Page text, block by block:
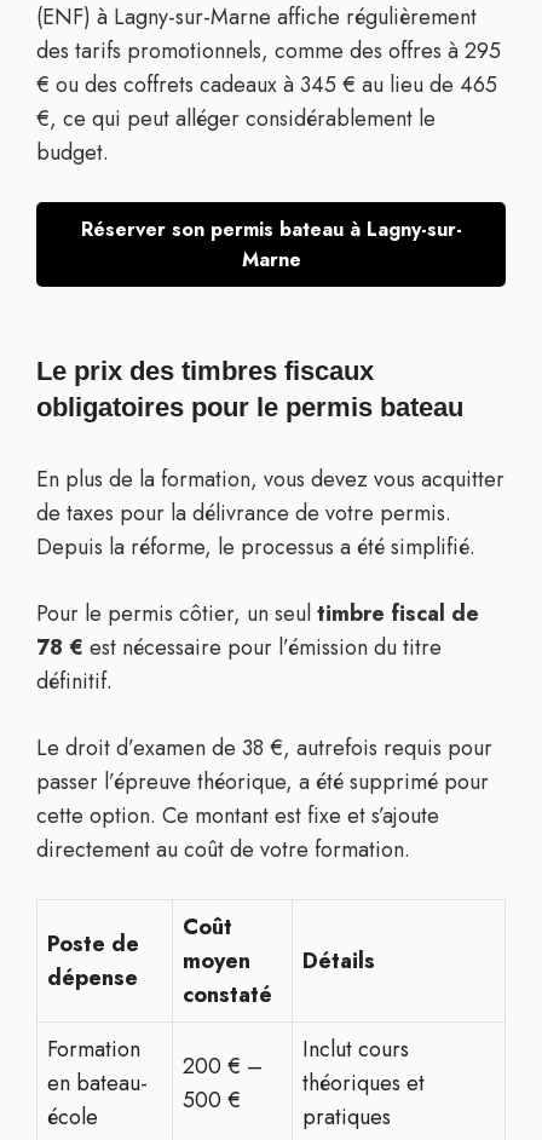
(ENF) à Lagny-sur-Marne affiche régulièrement
des tarifs promotionnels, comme des offres à 295
€ ou des coffrets cadeaux à 345 € au lieu de 465
€, ce qui peut alléger considérablement le
budget.
Réserver son permis bateau à Lagny-sur-
Marne
Le prix des timbres fiscaux
obligatoires pour le permis bateau
En plus de la formation, vous devez vous acquitter
de taxes pour la délivrance de votre permis.
Depuis la réforme, le processus a été simplifié.
Pour le permis côtier, un seultimbre fiscal de
78 € est nécessaire pour l’émission du titre
définitif.
Le droit d’examen de 38 €, autrefois requis pour
passer l’épreuve théorique, a été supprimé pour
cette option. Ce montant est fixe et s’ajoute
directement au coût de votre formation.
Poste de
dépense
Coût
moyen
constaté
Détails
Formation
en bateau-
école
200 € –
500 €
Inclut cours
théoriques et
pratiques